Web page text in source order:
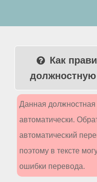
Как
Данная должностная
автоматически.
автоматический
поэтому в тексте
ошибки перевода.